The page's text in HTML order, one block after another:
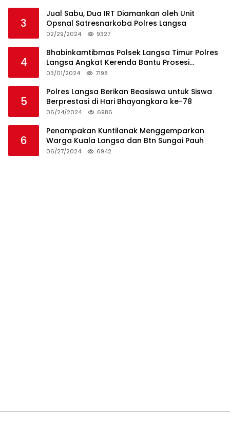
3
Jual Sabu, Dua IRT Diamankan oleh Unit
Opsnal Satresnarkoba Polres Langsa
02/29/2024 9327
4
Bhabinkamtibmas Polsek Langsa Timur Polres
Langsa Angkat Kerenda Bantu Prosesi
Pemakaman Warga
03/01/2024 7198
5
Polres Langsa Berikan Beasiswa untuk Siswa
Berprestasi di Hari Bhayangkara ke-78
06/24/2024 6986
6
Penampakan Kuntilanak Menggemparkan
Warga Kuala Langsa dan Btn Sungai Pauh
06/27/2024 6942